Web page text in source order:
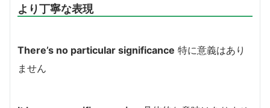
より丁寧な表現
There’s no particular significance 特に意義はあり
ません